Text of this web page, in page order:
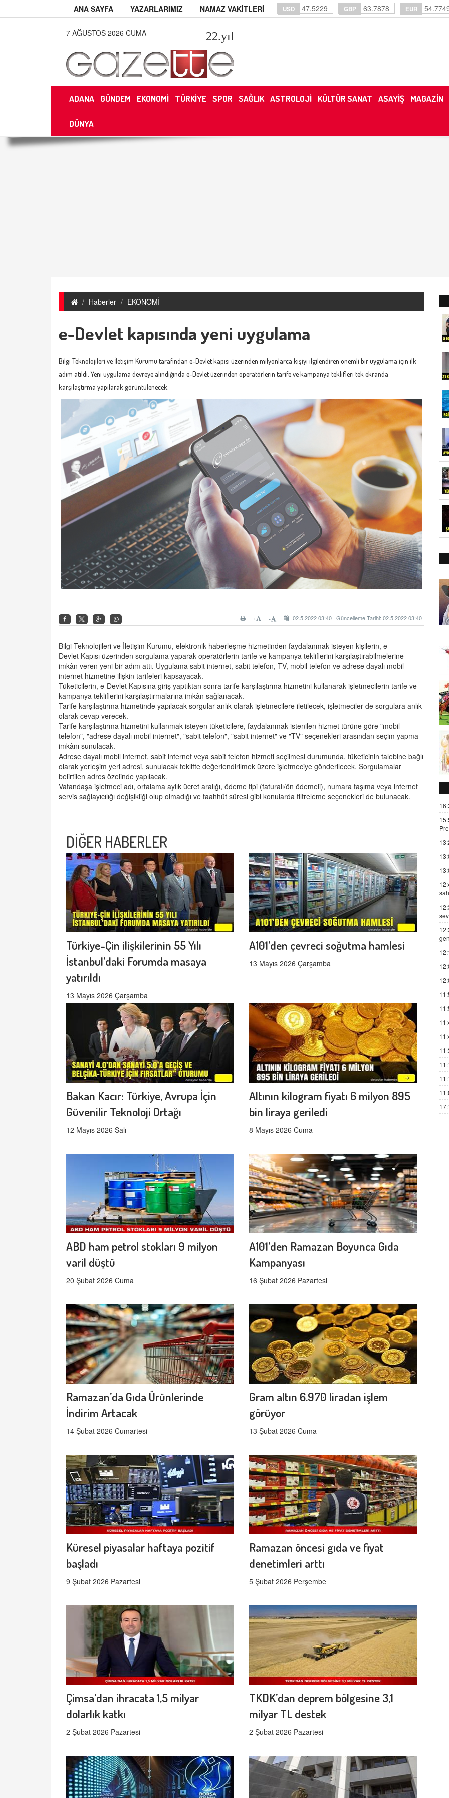
ANA SAYFA YAZARLARIMIZ NAMAZ VAKİTLERİ USD 47.5229 GBP 63.7878 EUR
7 AĞUSTOS 2026 CUMA 22.yıl
ADANA GÜNDEM EKONOMİ TÜRKİYE SPOR SAĞLIK ASTROLOJİ KÜLTÜR SANAT ASAYİŞ MAGAZİN
DÜNYA
Haberler EKONOMİ
e-Devlet kapısında yeni uygulama
Bilgi Teknolojileri ve İletişim Kurumu tarafından e-Devlet kapısı üzerinden milyonlarca kişiyi ilgilendiren önemli bir uygulama için ilk
adım atıldı. Yeni uygulama devreye alındığında e-Devlet üzerinden operatörlerin tarife ve kampanya teklifleri tek ekranda
karşılaştırma yapılarak görüntülenecek.
02.5.2022 03:40 | Güncelleme Tarihi: 02.5.2022 03:40
-
+
Bilgi Teknolojileri ve İletişim Kurumu, elektronik haberleşme hizmetinden faydalanmak isteyen kişilerin, e-
Devlet Kapısı üzerinden sorgulama yaparak operatörlerin tarife ve kampanya tekliflerini karşılaştırabilmelerine
imkân veren yeni bir adım attı. Uygulama sabit internet, sabit telefon, TV, mobil telefon ve adrese dayalı mobil
internet hizmetine ilişkin tarifeleri kapsayacak.
Tüketicilerin, e-Devlet Kapısına giriş yaptıktan sonra tarife karşılaştırma hizmetini kullanarak işletmecilerin tarife ve
kampanya tekliflerini karşılaştırmalarına imkân sağlanacak.
Tarife karşılaştırma hizmetinde yapılacak sorgular anlık olarak işletmecilere iletilecek, işletmeciler de sorgulara anlık
olarak cevap verecek.
Tarife karşılaştırma hizmetini kullanmak isteyen tüketicilere, faydalanmak istenilen hizmet türüne göre "mobil
telefon", "adrese dayalı mobil internet", "sabit telefon", "sabit internet" ve "TV" seçenekleri arasından seçim yapma
imkânı sunulacak.
Adrese dayalı mobil internet, sabit internet veya sabit telefon hizmeti seçilmesi durumunda, tüketicinin talebine bağlı
olarak yerleşim yeri adresi, sunulacak teklifte değerlendirilmek üzere işletmeciye gönderilecek. Sorgulamalar
belirtilen adres özelinde yapılacak.
Vatandaşa işletmeci adı, ortalama aylık ücret aralığı, ödeme tipi (faturalı/ön ödemeli), numara taşıma veya internet
servis sağlayıcılığı değişikliği olup olmadığı ve taahhüt süresi gibi konularda filtreleme seçenekleri de bulunacak.
DİĞER HABERLER
Türkiye-Çin ilişkilerinin 55 Yılı
İstanbul’daki Forumda masaya
yatırıldı
13 Mayıs 2026 Çarşamba
A101’den çevreci soğutma hamlesi
13 Mayıs 2026 Çarşamba
Bakan Kacır: Türkiye, Avrupa İçin
Güvenilir Teknoloji Ortağı
12 Mayıs 2026 Salı
Altının kilogram fiyatı 6 milyon 895
bin liraya geriledi
8 Mayıs 2026 Cuma
ABD ham petrol stokları 9 milyon
varil düştü
20 Şubat 2026 Cuma
A101’den Ramazan Boyunca Gıda
Kampanyası
16 Şubat 2026 Pazartesi
Ramazan’da Gıda Ürünlerinde
İndirim Artacak
14 Şubat 2026 Cumartesi
Gram altın 6.970 liradan işlem
görüyor
13 Şubat 2026 Cuma
Küresel piyasalar haftaya pozitif
başladı
9 Şubat 2026 Pazartesi
Ramazan öncesi gıda ve fiyat
denetimleri arttı
5 Şubat 2026 Perşembe
Çimsa’dan ihracata 1,5 milyar
dolarlık katkı
2 Şubat 2026 Pazartesi
TKDK’dan deprem bölgesine 3,1
milyar TL destek
2 Şubat 2026 Pazartesi